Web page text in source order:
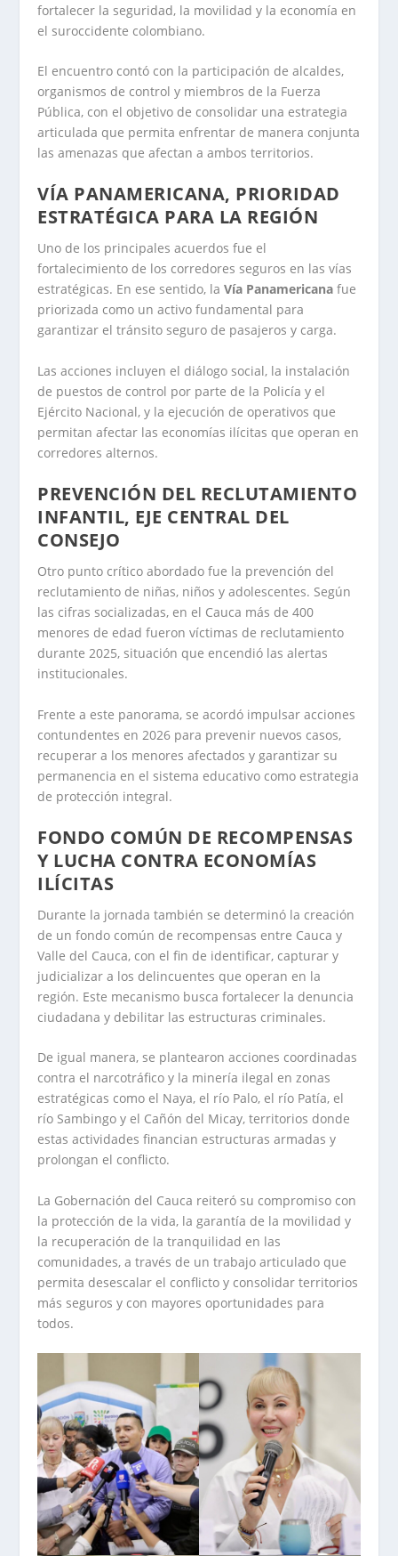
fortalecer la seguridad, la movilidad y la economía en
el suroccidente colombiano.
El encuentro contó con la participación de alcaldes,
organismos de control y miembros de la Fuerza
Pública, con el objetivo de consolidar una estrategia
articulada que permita enfrentar de manera conjunta
las amenazas que afectan a ambos territorios.
VÍA PANAMERICANA, PRIORIDAD
ESTRATÉGICA PARA LA REGIÓN
Uno de los principales acuerdos fue el
fortalecimiento de los corredores seguros en las vías
estratégicas. En ese sentido, laVía Panamericana fue
priorizada como un activo fundamental para
garantizar el tránsito seguro de pasajeros y carga.
Las acciones incluyen el diálogo social, la instalación
de puestos de control por parte de la Policía y el
Ejército Nacional, y la ejecución de operativos que
permitan afectar las economías ilícitas que operan en
corredores alternos.
PREVENCIÓN DEL RECLUTAMIENTO
INFANTIL, EJE CENTRAL DEL
CONSEJO
Otro punto crítico abordado fue la prevención del
reclutamiento de niñas, niños y adolescentes. Según
las cifras socializadas, en el Cauca más de 400
menores de edad fueron víctimas de reclutamiento
durante 2025, situación que encendió las alertas
institucionales.
Frente a este panorama, se acordó impulsar acciones
contundentes en 2026 para prevenir nuevos casos,
recuperar a los menores afectados y garantizar su
permanencia en el sistema educativo como estrategia
de protección integral.
FONDO COMÚN DE RECOMPENSAS
Y LUCHA CONTRA ECONOMÍAS
ILÍCITAS
Durante la jornada también se determinó la creación
de un fondo común de recompensas entre Cauca y
Valle del Cauca, con el fin de identificar, capturar y
judicializar a los delincuentes que operan en la
región. Este mecanismo busca fortalecer la denuncia
ciudadana y debilitar las estructuras criminales.
De igual manera, se plantearon acciones coordinadas
contra el narcotráfico y la minería ilegal en zonas
estratégicas como el Naya, el río Palo, el río Patía, el
río Sambingo y el Cañón del Micay, territorios donde
estas actividades financian estructuras armadas y
prolongan el conflicto.
La Gobernación del Cauca reiteró su compromiso con
la protección de la vida, la garantía de la movilidad y
la recuperación de la tranquilidad en las
comunidades, a través de un trabajo articulado que
permita desescalar el conflicto y consolidar territorios
más seguros y con mayores oportunidades para
todos.